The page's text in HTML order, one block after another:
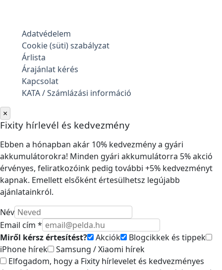
Adatvédelem
Cookie (süti) szabályzat
Árlista
Árajánlat kérés
Kapcsolat
KATA / Számlázási információ
×
Fixity hírlevél és kedvezmény
Ebben a hónapban akár 10% kedvezmény a gyári
akkumulátorokra! Minden gyári akkumulátorra 5% akció
érvényes, feliratkozóink pedig további +5% kedvezményt
kapnak. Emellett elsőként értesülhetsz legújabb
ajánlatainkról.
Név
Email cím *
Miről kérsz értesítést?
Akciók
Blogcikkek és tippek
iPhone hírek
Samsung / Xiaomi hírek
Elfogadom, hogy a Fixity hírlevelet és kedvezményes